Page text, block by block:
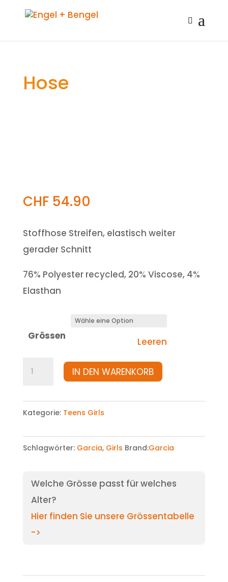
Hose
CHF54.90
Stoffhose Streifen, elastisch weiter
gerader Schnitt
76% Polyester recycled, 20% Viscose, 4%
Elasthan
Grössen
Leeren
Hose
IN DEN WARENKORB
Kategorie: Teens Girls
Schlagwörter: Garcia, Girls Brand:Garcia
Welche Grösse passt für welches
Alter?
Hier finden Sie unsere Grössentabelle
->